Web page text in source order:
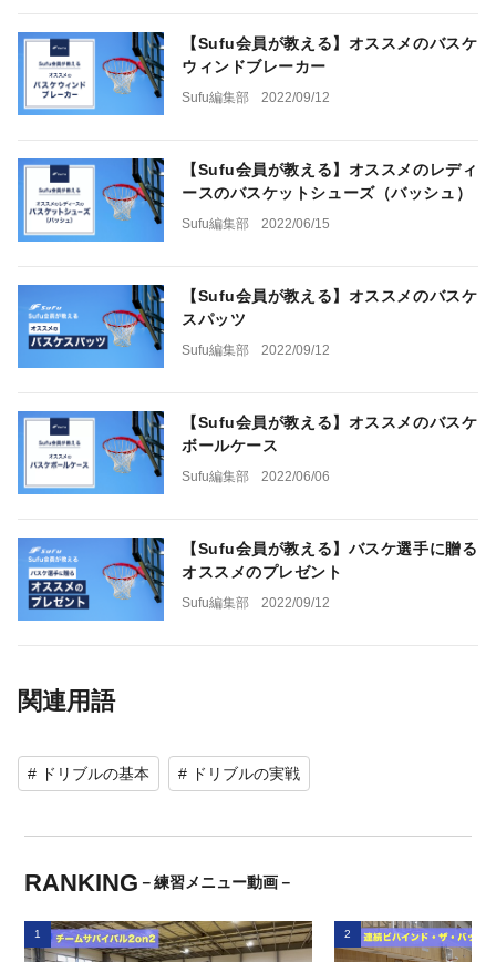
【Sufu会員が教える】オススメのバスケ
ウィンドブレーカー
Sufu編集部 2022/09/12
【Sufu会員が教える】オススメのレディ
ースのバスケットシューズ（バッシュ）
Sufu編集部 2022/06/15
【Sufu会員が教える】オススメのバスケ
スパッツ
Sufu編集部 2022/09/12
【Sufu会員が教える】オススメのバスケ
ボールケース
Sufu編集部 2022/06/06
【Sufu会員が教える】バスケ選手に贈る
オススメのプレゼント
Sufu編集部 2022/09/12
関連用語
# ドリブルの基本 # ドリブルの実戦
RANKING －練習メニュー動画－
1 2